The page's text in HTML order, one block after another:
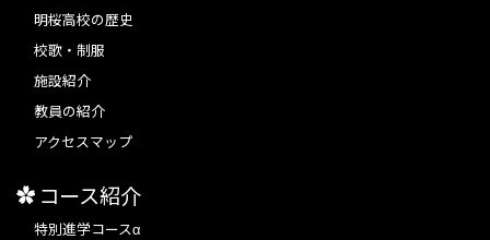
明桜高校の歴史
校歌・制服
施設紹介
教員の紹介
アクセスマップ
コース紹介
特別進学コースα